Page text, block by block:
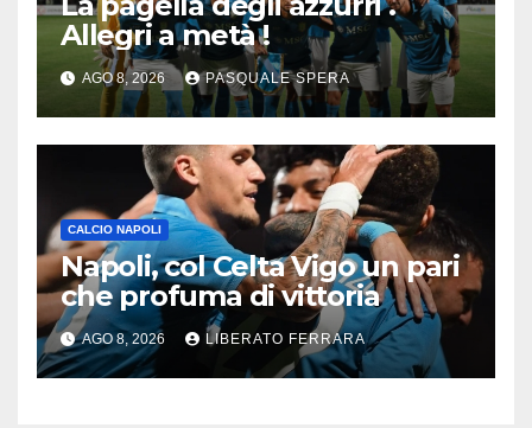
Allegri a metà !
AGO 8, 2026 PASQUALE SPERA
CALCIO NAPOLI
Napoli, col Celta Vigo un pari
che profuma di vittoria
AGO 8, 2026 LIBERATO FERRARA